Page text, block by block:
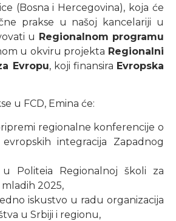
(Bosna i Hercegovina), koja će
prakse u našoj kancelariji u
u Regionalnom programu
u okviru projekta Regionalni
Evropu, koji finansira Evropska
u FCD, Emina će:
regionalne konferencije o
integracija Zapadnog
u Politeia Regionalnoj školi za
2025,
iskustvo u radu organizacija
u Srbiji i regionu,